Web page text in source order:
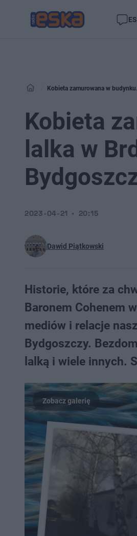
Kobieta zamurowana w
Kobieta
lalka w
Dawid Piątkowski
2023-04-21 20:15
Historie, które za
Baronem Cohenem
mediów i relacje
Bydgoszczy.
lalką i wiele innych.